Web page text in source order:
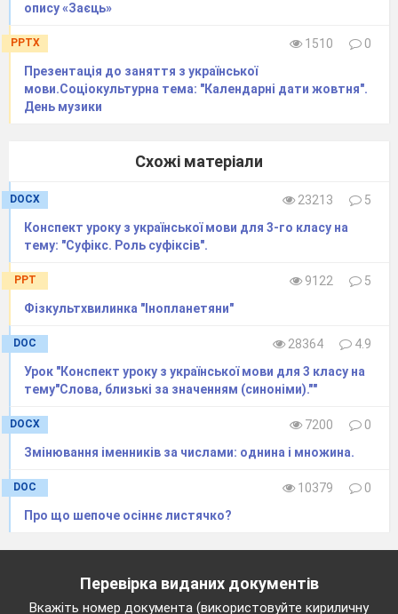
рКияцни
2 1 3 7 6 4 5
Що за слово зашифроване? (Криниця)
- глибоко викопана й
захищена цямринами від обвалів яма
для добування води з водоносних
Отже ,сьогодні ми повторимо
написання літери ка.
Велика буква"К"складається з
трьох елементів. Починається, як і буква "І",
продовжується прямою похилою, яка біля
нижньої рядкової лінії заокруглюється вліво,
як у великих буквах/, /,
Другий елемент
заокруглюється вліво і ведеться похило вниз, а
не доходячи верхньої рядкової лінії, повертає
вліво до пер
шого елемента. Звідти починається
третій елемент, який пишеться по дру
опису «Заєць»
PPTX 1510
0
Презентація до заняття з української
мови.Соціокультурна тема: "Календарні дати жовтня".
День музики
Схожі матеріали
DOCX 23213
5
Конспект уроку з української мови для 3-го класу на
тему: "Суфікс. Роль суфіксів".
PPT 9122
5
Фізкультхвилинка "Інопланетяни"
DOC 28364
4.9
Урок "Конспект уроку з української мови для 3 класу на
тему"Слова, близькі за значенням (синоніми).""
DOCX 7200
0
Змінювання іменників за числами: однина і множина.
DOC 10379
0
Про що шепоче осіннє листячко?
Перевірка виданих документів
Вкажіть номер документа (використовуйте кириличну